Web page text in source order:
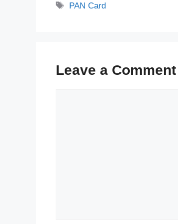
Tags
PAN Card
Leave a Comment